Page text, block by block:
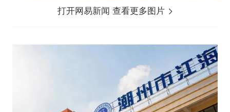
打开网易新闻 查看更多图片